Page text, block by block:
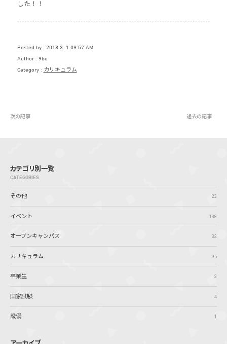
した！！
Posted by
2018.3. 1 09:57 AM
Author
9be
Category
カリキュラム
次の記事 過去の記事
カテゴリ別一覧
CATEGORIES
その他 23
イベント 138
オープンキャンパス 32
カリキュラム 95
卒業生 3
国家試験 4
設備 1